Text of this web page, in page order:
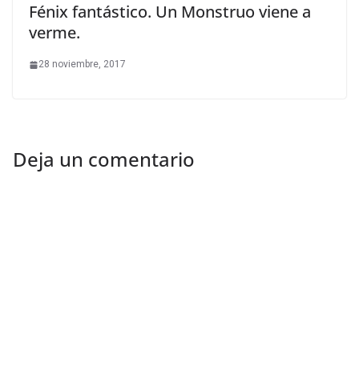
Fénix fantástico. Un Monstruo viene a
verme.
28 noviembre, 2017
Deja un comentario